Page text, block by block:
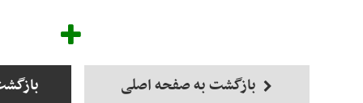
بازگشت به صفحه اصلی